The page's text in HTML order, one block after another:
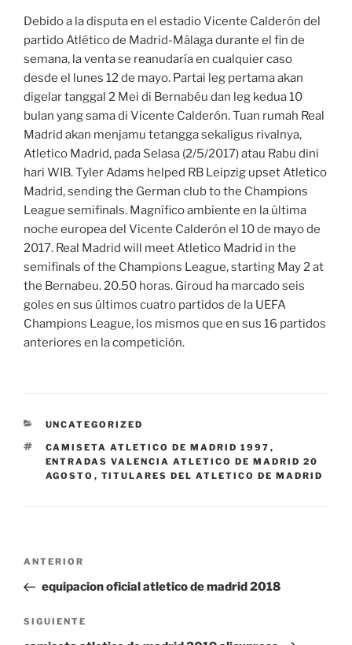
Debido a la disputa en el estadio Vicente Calderón del
partido Atlético de Madrid-Málaga durante el fin de
semana, la venta se reanudaría en cualquier caso
desde el lunes 12 de mayo. Partai leg pertama akan
digelar tanggal 2 Mei di Bernabéu dan leg kedua 10
bulan yang sama di Vicente Calderón. Tuan rumah Real
Madrid akan menjamu tetangga sekaligus rivalnya,
Atletico Madrid, pada Selasa (2/5/2017) atau Rabu dini
hari WIB. Tyler Adams helped RB Leipzig upset Atletico
Madrid, sending the German club to the Champions
League semifinals. Magnífico ambiente en la última
noche europea del Vicente Calderón el 10 de mayo de
2017. Real Madrid will meet Atletico Madrid in the
semifinals of the Champions League, starting May 2 at
the Bernabeu. 20.50 horas. Giroud ha marcado seis
goles en sus últimos cuatro partidos de la UEFA
Champions League, los mismos que en sus 16 partidos
anteriores en la competición.
CATEGORÍAS
UNCATEGORIZED
ETIQUETAS
CAMISETA ATLETICO DE MADRID 1997 ,
ENTRADAS VALENCIA ATLETICO DE MADRID 20
AGOSTO , TITULARES DEL ATLETICO DE MADRID
Navegación
entradas
Entrada
anterior:
ANTERIOR
equipacion oficial atletico de madrid 2018
Siguiente
entrada
SIGUIENTE